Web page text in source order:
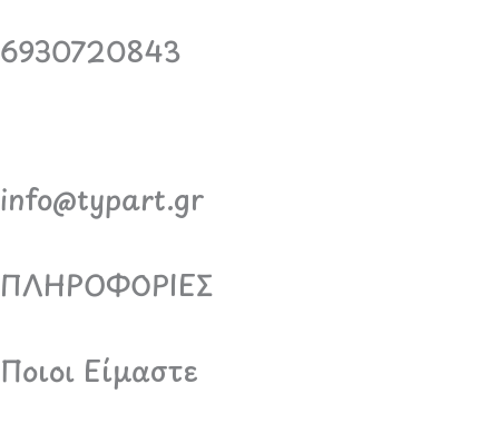
6930720843
info@typart.gr
ΠΛΗΡΟΦΟΡΙΕΣ
Ποιοι Είμαστε